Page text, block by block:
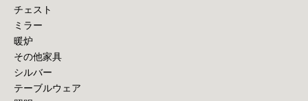
チェスト
ミラー
暖炉
その他家具
シルバー
テーブルウェア